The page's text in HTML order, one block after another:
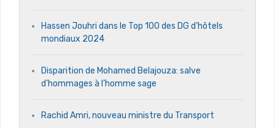
Hassen Jouhri dans le Top 100 des DG d’hôtels
mondiaux 2024
Disparition de Mohamed Belajouza: salve
d’hommages à l’homme sage
Rachid Amri, nouveau ministre du Transport